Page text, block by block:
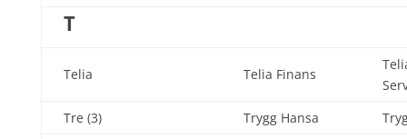
T
Telia Telia Finans
Tre (3)
Trygg Hansa